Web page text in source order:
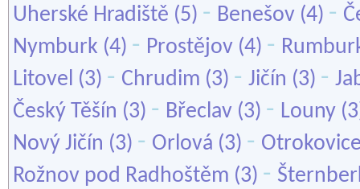
Uherské Hradiště (5) - Benešov (4) -
Nymburk (4) - Prostějov (4) -
Litovel (3) - Chrudim (3) - Jičín (3) -
Český Těšín (3) - Břeclav (3) - Louny
Nový Jičín (3) - Orlová (3) -
Rožnov pod Radhoštěm (3) -